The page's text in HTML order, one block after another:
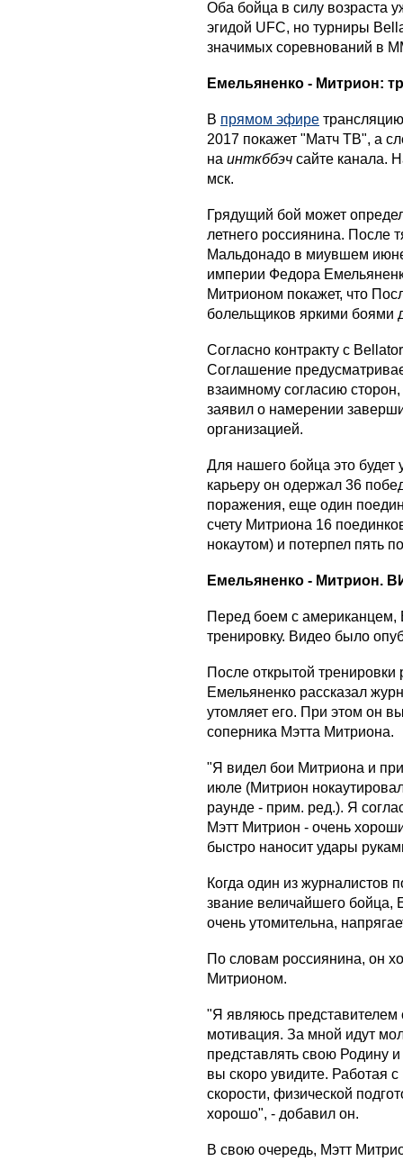
Оба бойца в силу возраста
эгидой UFC, но турниры
значимых соревнований в
Емельяненко - Митрион:
В прямом эфире
2017 покажет "Матч ТВ", а
на инткббэч сайте канала.
мск.
Грядущий бой может
летнего россиянина. После
Мальдонадо в миувшем
империи Федора
Митрионом покажет, что
болельщиков яркими боями
Согласно контракту с
Соглашение
взаимному согласию
заявил о намерении
организацией.
Для нашего бойца это будет
карьеру он одержал 36
поражения, еще один
счету Митриона 16
нокаутом) и потерпел пять
Емельяненко - Митрион.
Перед боем с американцем,
тренировку. Видео было
После открытой
Емельяненко рассказал
утомляет его. При этом он
соперника Мэтта Митриона.
"Я видел бои Митриона и
июле (Митрион
раунде - прим. ред.). Я
Мэтт Митрион - очень
быстро наносит удары
Когда один из журналистов
звание величайшего бойца,
очень утомительна,
По словам россиянина, он
Митрионом.
"Я являюсь
мотивация. За мной идут
представлять свою Родину и
вы скоро увидите. Работая
скорости, физической
хорошо", - добавил он.
В свою очередь, Мэтт